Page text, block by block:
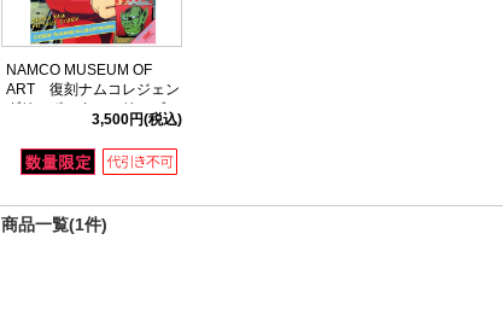
NAMCO MUSEUM OF
ART 復刻ナムコレジェン
ダリーポスターシリーズ ロ
ーリングサンダー01
3,500円(税込)
商品一覧(1件)